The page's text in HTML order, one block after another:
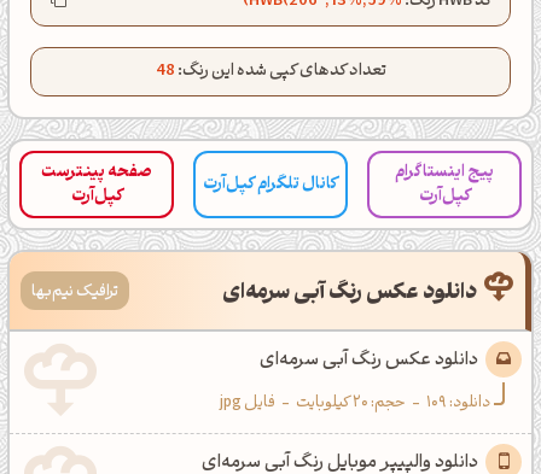
تعداد کدهای کپی شده این رنگ:48
پیج اینستاگرام
کپل‌آرت
کانال تلگرام کپل‌آرت
صفحه پینترست
کپل‌آرت
دانلود عکس رنگ آبی سرمه‌ای ترافیک نیم‌بها
دانلود عکس رنگ آبی سرمه‌ای
دانلود:109
- حجم: 20 کیلوبایت - فایل jpg
دانلود والپیپر موبایل رنگ آبی سرمه‌ای
کانال تلگرام
کانال ایــتا
کانال بلـــه
اَپ اندروید اَپ ویندوز